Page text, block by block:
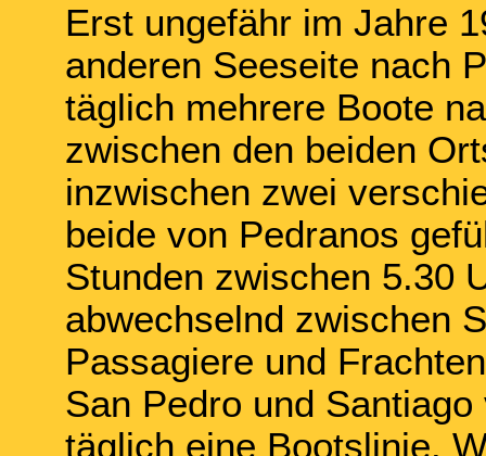
Erst ungefähr im Jahre
anderen Seeseite nach
täglich mehrere Boote
zwischen den beiden
inzwischen zwei
beide von Pedranos
Stunden zwischen 5.30
abwechselnd zwischen
Passagiere und
San Pedro und
täglich eine Bootslinie.